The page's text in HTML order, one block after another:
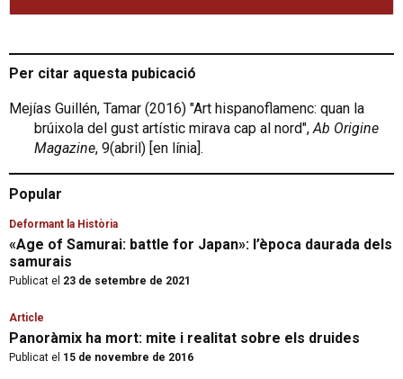
Per citar aquesta pubicació
Mejías Guillén, Tamar (2016) "Art hispanoflamenc: quan la
brúixola del gust artístic mirava cap al nord", Ab Origine
Magazine, 9(abril) [en línia].
Popular
Deformant la Història
«Age of Samurai: battle for Japan»: l’època daurada dels
samurais
Publicat el 23 de setembre de 2021
Article
Panoràmix ha mort: mite i realitat sobre els druides
Publicat el 15 de novembre de 2016